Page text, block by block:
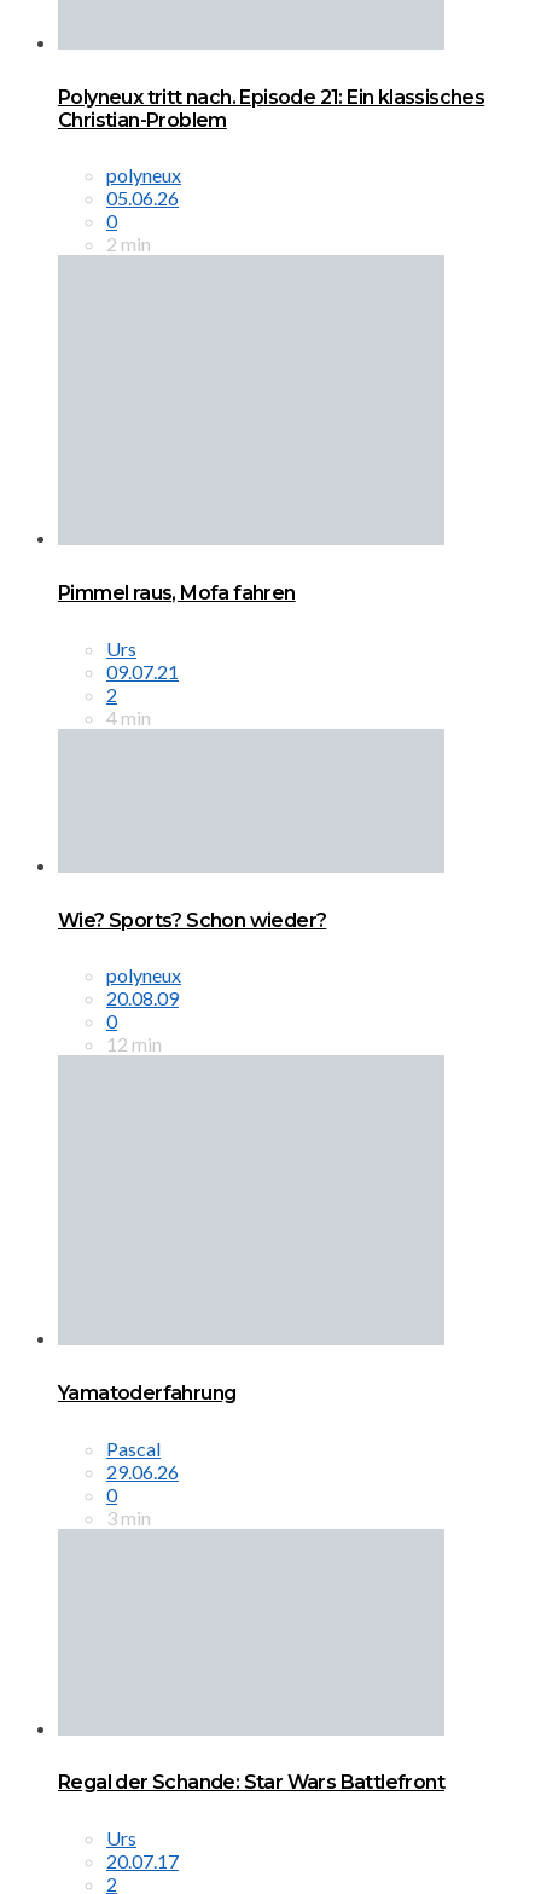
Polyneux tritt nach. Episode 21: Ein klassisches
Christian-Problem
polyneux
05.06.26
0
2 min
Pimmel raus, Mofa fahren
Urs
09.07.21
2
4 min
Wie? Sports? Schon wieder?
polyneux
20.08.09
0
12 min
Yamatoderfahrung
Pascal
29.06.26
0
3 min
Regal der Schande: Star Wars Battlefront
Urs
20.07.17
2